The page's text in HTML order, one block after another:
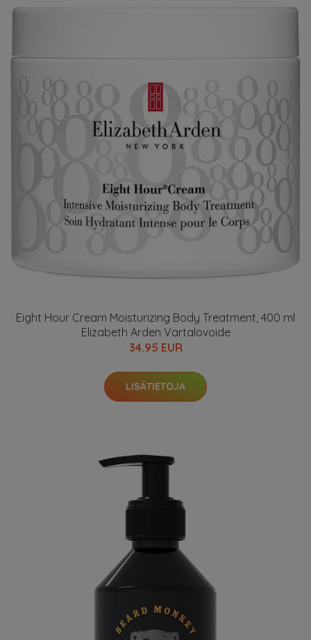
Eight Hour Cream Moisturizing Body Treatment, 400 ml
Elizabeth Arden Vartalovoide
34.95 EUR
LISÄTIETOJA